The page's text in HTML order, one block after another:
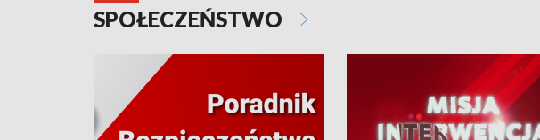
SPOŁECZEŃSTWO